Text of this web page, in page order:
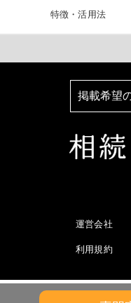
特徴・活用法
掲載希望
運営会社
利用規約